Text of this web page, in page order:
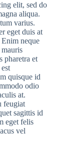
elit, sed do
aliqua.
varius.
eget duis at
neque
pharetra et
quisque id
odio
at.
feugiat
sagittis id
eget felis
vel